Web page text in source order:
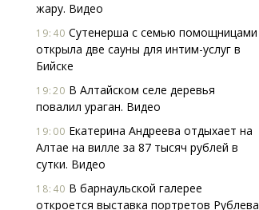
жару. Видео
19:40 Сутенерша с семью помощницами
открыла две сауны для интим-услуг в
Бийске
19:20 В Алтайском селе деревья
повалил ураган. Видео
19:00 Екатерина Андреева отдыхает на
Алтае на вилле за 87 тысяч рублей в
сутки. Видео
18:40 В барнаульской галерее
откроется выставка портретов Рублева